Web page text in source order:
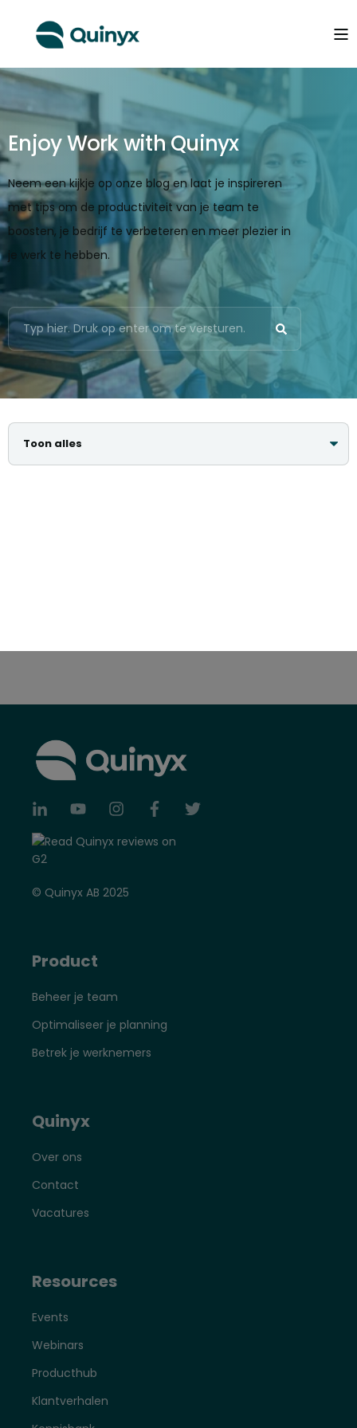
Enjoy Work with Quinyx
Neem een kijkje op onze blog en laat je inspireren
met tips om de productiviteit van je team te
boosten, je bedrijf te verbeteren en meer plezier in
je werk te hebben.
© Quinyx AB 2025
Product
Beheer je team
Optimaliseer je planning
Betrek je werknemers
Quinyx
Over ons
Contact
Vacatures
Resources
Events
Webinars
Producthub
Klantverhalen